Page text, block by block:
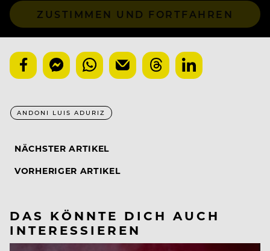
ZUSTIMMEN UND FORTFAHREN
ANDONI LUIS ADURIZ
NÄCHSTER ARTIKEL
VORHERIGER ARTIKEL
DAS KÖNNTE DICH AUCH
INTERESSIEREN